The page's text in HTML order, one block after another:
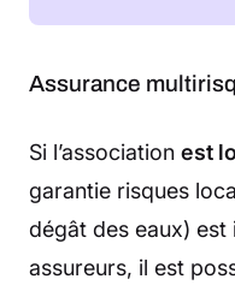
Assurance
Si l’association est
garantie risques
dégât des eaux) est
assureurs, il est